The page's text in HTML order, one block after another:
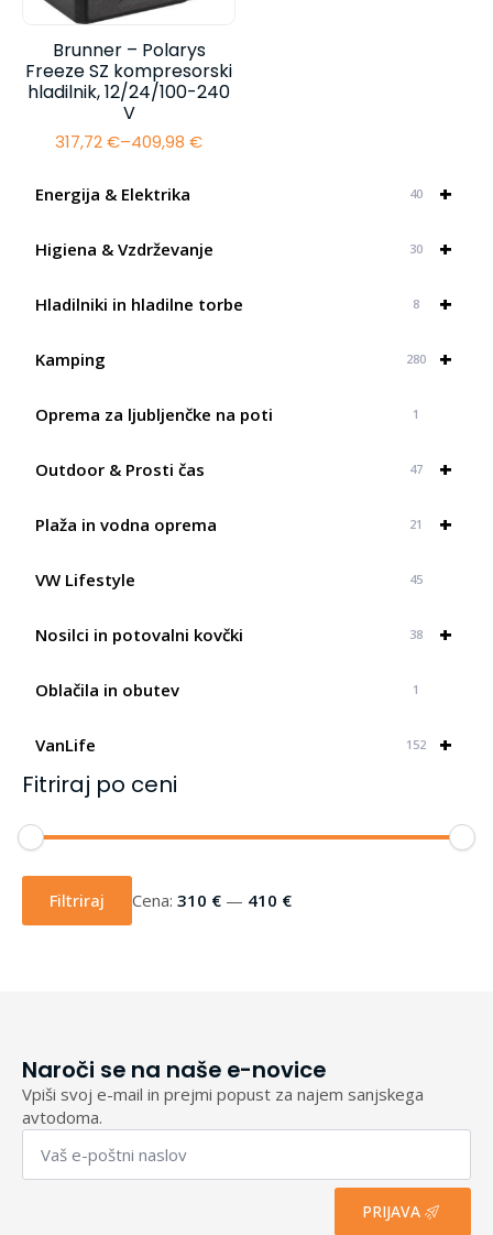
+
Energija & Elektrika 40
+
Higiena & Vzdrževanje 30
+
Hladilniki in hladilne torbe 8
+
Kamping 280
Oprema za ljubljenčke na poti 1
+
Outdoor & Prosti čas 47
+
Plaža in vodna oprema 21
VW Lifestyle 45
+
Nosilci in potovalni kovčki 38
Oblačila in obutev 1
+
VanLife 152
Fitriraj po ceni
Min
cena
Max
cenaFiltriraj Cena: 310 € — 410 €
Brunner – Polarys
Freeze SZ kompresorski
hladilnik, 12/24/100-240
V
317,72€–409,98 €
Cenovni
od
409,98 €
Naroči se na naše e-novice
Vpiši svoj e-mail in prejmi popust za najem sanjskega
avtodoma.
Email
PRIJAVA